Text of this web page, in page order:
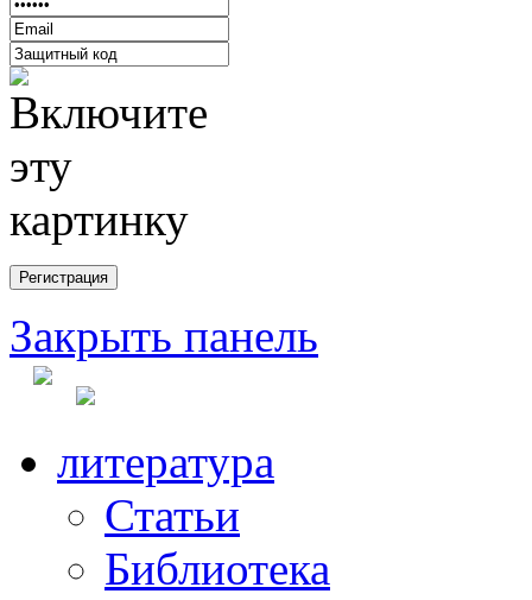
Закрыть панель
литература
Статьи
Библиотека